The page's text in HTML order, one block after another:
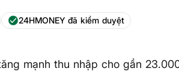
24HMONEY đã kiểm duyệt
mạnh thu nhập cho gần